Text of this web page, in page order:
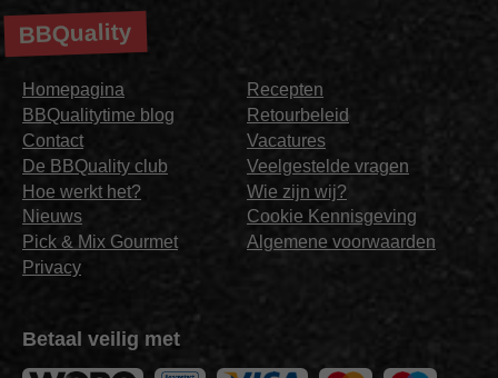
BBQuality
Homepagina
BBQualitytime blog
Contact
De BBQuality club
Hoe werkt het?
Nieuws
Pick & Mix Gourmet
Privacy
Recepten
Retourbeleid
Vacatures
Veelgestelde vragen
Wie zijn wij?
Cookie Kennisgeving
Algemene voorwaarden
Betaal veilig met